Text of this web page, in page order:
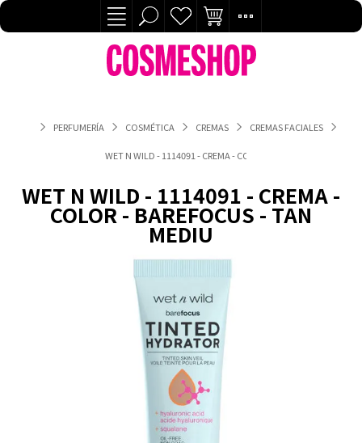
PERFUMERÍA COSMÉTICA CREMAS CREMAS FACIALES
WET N WILD - 1114091 - CREMA - COLOR - BAREFOCUS - TAN
WET N WILD - 1114091 - CREMA -
COLOR - BAREFOCUS - TAN
MEDIU